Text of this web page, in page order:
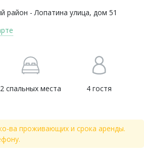
район - Лопатина улица, дом 51
2 спальных места 4 гостя
ва проживающих и срока аренды.